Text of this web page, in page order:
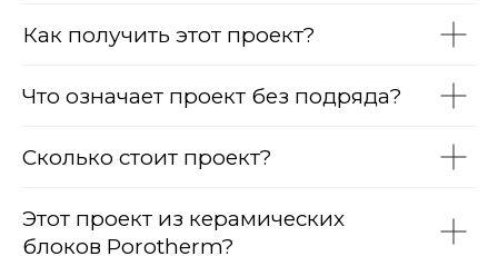
Как получить этот проект?
Что означает проект без подряда?
Сколько стоит проект?
Этот проект из керамических
блоков Porotherm?